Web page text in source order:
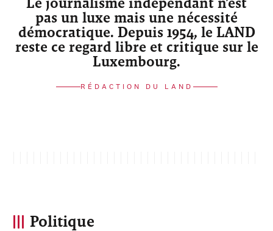
pas un luxe mais une nécessité
démocratique. Depuis 1954, le LAND
reste ce regard libre et critique sur le
Luxembourg.
RÉDACTION DU LAND
Politique